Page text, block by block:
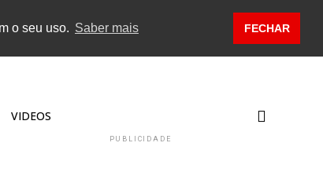
o seu uso. Saber mais FECHAR
VIDEOS
PUBLICIDADE